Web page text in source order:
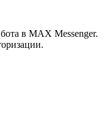
в MAX Messenger.